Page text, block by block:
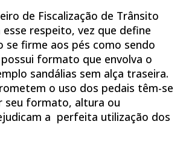
de Fiscalização de Trânsito
respeito, vez que define
se firme aos pés como sendo
formato que envolva o
sandálias sem alça traseira.
o uso dos pedais têm-se
seu formato, altura ou
a perfeita utilização dos